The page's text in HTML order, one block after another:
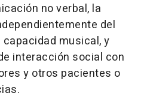
no verbal, la
del
musical, y
interacción social con
y otros pacientes o